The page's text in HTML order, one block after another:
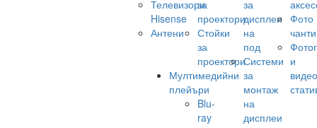
Телевизори
Hisense
Антени
за
проектори
Стойки
за
проектори
Мултимедийни
плейъри
Blu-
ray
за
дисплеи
на
под
Системи
за
монтаж
на
дисплеи
Фото
чанти
и
видео